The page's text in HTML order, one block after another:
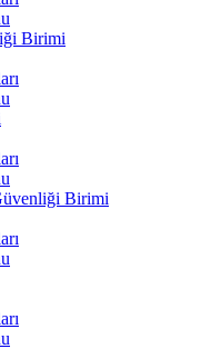
Birimi
Birimi